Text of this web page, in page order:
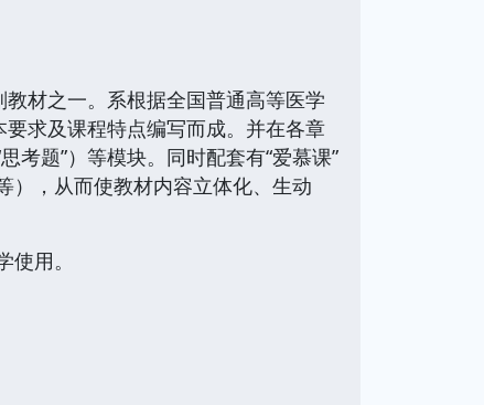
材之一。系根据全国普通高等医学
求及课程特点编写而成。并在各章
考题”）等模块。同时配套有“爱慕课”
），从而使教材内容立体化、生动
用。